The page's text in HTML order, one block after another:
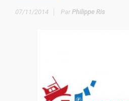
07/11/2014 ParPhilippe Ris